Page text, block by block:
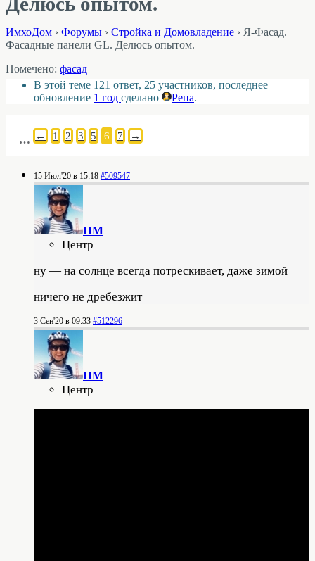
ИмхоДом › Форумы › Стройка и Домовладение › Я-Фасад.
Фасадные панели GL. Делюсь опытом.
Помечено: фасад
В этой теме 121 ответ, 25 участников, последнее
обновление 1 год сделано Репа.
← 1 2 3
… 5 6 7 →
15 Июл'20 в 15:18 #509547
ПМ
Центр
ну — на солнце всегда потрескивает, даже зимой
ничего не дребезжит
3 Сен'20 в 09:33 #512296
ПМ
Центр